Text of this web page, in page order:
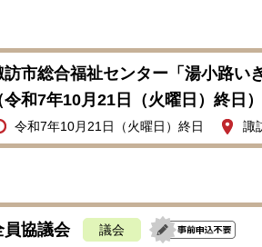
訪市総合福祉センター「湯小路
令和7年10月21日（火曜日）終日）
令和7年10月21日（火曜日）終日
諏
員協議会
議会